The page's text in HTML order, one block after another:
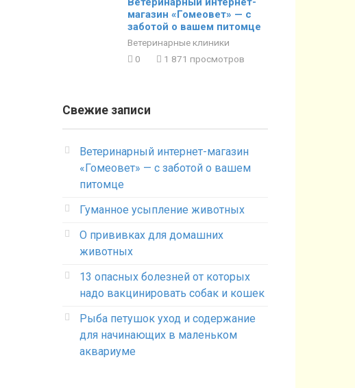
магазин «Гомеовет» — с
заботой о вашем питомце
Ветеринарные клиники
0
1 871 просмотров
Свежие записи
Ветеринарный интернет-магазин
«Гомеовет» — с заботой о вашем
питомце
Гуманное усыпление животных
О прививках для домашних
животных
13 опасных болезней от которых
надо вакцинировать собак и кошек
Рыба петушок уход и содержание
для начинающих в маленьком
аквариуме